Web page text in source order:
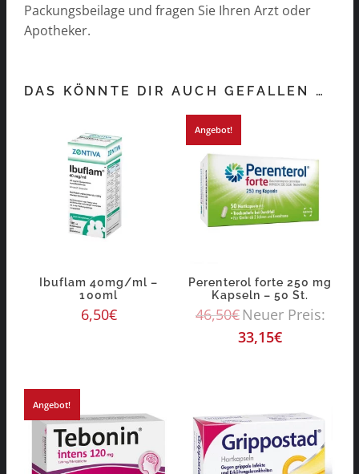
Packungsbeilage und fragen Sie Ihren Arzt oder
Apotheker.
DAS KÖNNTE DIR AUCH GEFALLEN …
Ibuflam 40mg/ml –
100ml
6,50€
Angebot!
Perenterol forte 250 mg
Kapseln – 50 St.
46,50€Neuer Preis:
33,15€
Angebot!